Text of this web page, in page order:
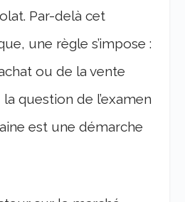
Par-delà cet
une règle s’impose :
ou de la vente
question de l’examen
est une démarche